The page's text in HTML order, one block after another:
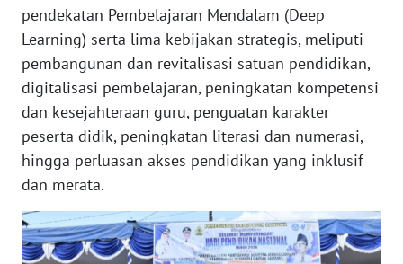
pendekatan Pembelajaran Mendalam (Deep
Learning) serta lima kebijakan strategis, meliputi
pembangunan dan revitalisasi satuan pendidikan,
digitalisasi pembelajaran, peningkatan kompetensi
dan kesejahteraan guru, penguatan karakter
peserta didik, peningkatan literasi dan numerasi,
hingga perluasan akses pendidikan yang inklusif
dan merata.
WN
SULSEL
WN
GORONTALO
SULUT
WN
MALUKU